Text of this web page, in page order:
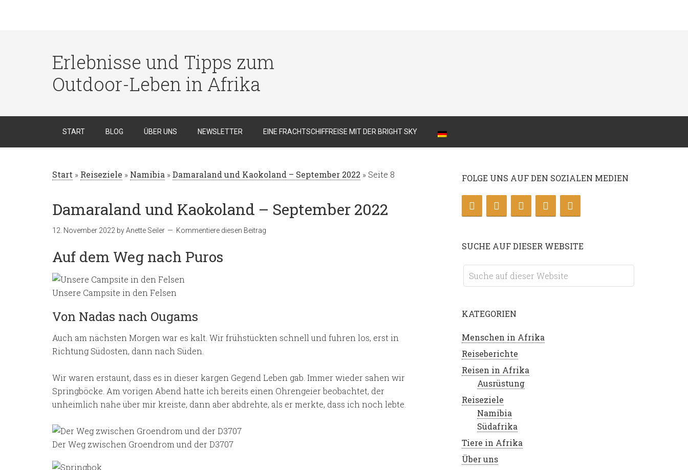
Erlebnisse und Tipps zum
Outdoor-Leben in Afrika
START BLOG ÜBER UNS NEWSLETTER EINE FRACHTSCHIFFREISE MIT DER BRIGHT SKY
Start » Reiseziele » Namibia »Damaraland und Kaokoland – September 2022 » Seite 8
Damaraland und Kaokoland – September 2022
12. November 2022 byAnette Seiler Kommentiere diesen Beitrag
Auf dem Weg nach Puros
Unsere Campsite in den Felsen
Von Nadas nach Ougams
Auch am nächsten Morgen war es kalt. Wir frühstückten schnell und fuhren los, erst in
Richtung Südosten, dann nach Süden.
Wir waren erstaunt, dass es in dieser kargen Gegend Leben gab. Immer wieder sahen wir
Springböcke. Am vorigen Abend hatte ich bereits einen Ohrengeier beobachtet, der
unheimlich nahe über mir kreiste, dann aber abdrehte, als er merkte, dass ich noch lebte.
Der Weg zwischen Groendrom und der D3707
FOLGE UNS AUF DEN SOZIALEN MEDIEN
SUCHE AUF DIESER WEBSITE
KATEGORIEN
Menschen in Afrika
Reiseberichte
Reisen in Afrika
Ausrüstung
Reiseziele
Namibia
Südafrika
Tiere in Afrika
Über uns